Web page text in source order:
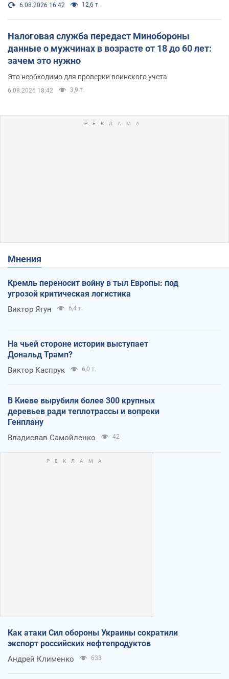
6.08.2026 16:42 12,6 т.
Налоговая служба передаст Минобороны
данные о мужчинах в возрасте от 18 до 60 лет:
зачем это нужно
Это необходимо для проверки воинского учета
6.08.2026 18:42 3,9 т.
Мнения
Кремль переносит войну в тыл Европы: под
угрозой критическая логистика
Виктор Ягун 6,4 т.
На чьей стороне истории выступает
Дональд Трамп?
Виктор Каспрук 6,0 т.
В Киеве вырубили более 300 крупных
деревьев ради теплотрассы и вопреки
Генплану
Владислав Самойленко 42
Как атаки Сил обороны Украины сократили
экспорт российских нефтепродуктов
Андрей Клименко 633